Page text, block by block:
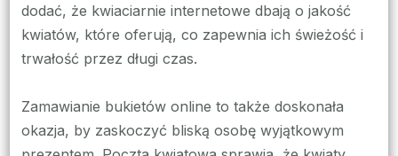
dodać, że kwiaciarnie internetowe dbają o jakość
kwiatów, które oferują, co zapewnia ich świeżość i
trwałość przez długi czas.
Zamawianie bukietów online to także doskonała
okazja, by zaskoczyć bliską osobę wyjątkowym